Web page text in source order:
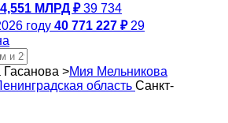
МЛРД ₽ 39 734
году 40 771 227 ₽ 29
>Мия Мельникова
область Санкт-